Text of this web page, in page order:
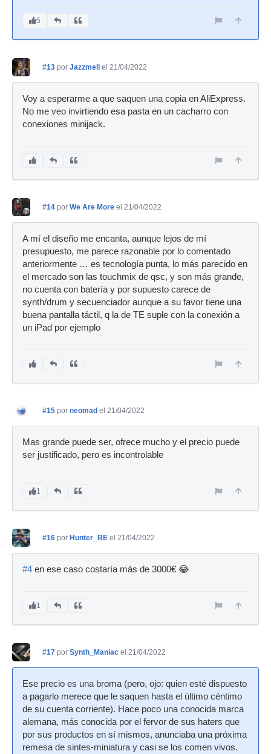
5
#13 por Jazzmell el 21/04/2022
Voy a esperarme a que saquen una copia en AliExpress.
No me veo invirtiendo esa pasta en un cacharro con
conexiones minijack.
#14 por We Are More el 21/04/2022
A mí el diseño me encanta, aunque lejos de mí
presupuesto, me parece razonable por lo comentado
anteriormente … es tecnología punta, lo más parecido en
el mercado son las touchmix de qsc, y son más grande,
no cuenta con batería y por supuesto carece de
synth/drum y secuenciador aunque a su favor tiene una
buena pantalla táctil, q la de TE suple con la conexión a
un iPad por ejemplo
#15 por neomad el 21/04/2022
Mas grande puede ser, ofrece mucho y el precio puede
ser justificado, pero es incontrolable
1
#16 por Hunter_RE el 21/04/2022
#4 en ese caso costaría más de 3000€ 😂
1
#17 por Synth_Maniac el 21/04/2022
Ese precio es una broma (pero, ojo: quien esté dispuesto
a pagarlo merece que le saquen hasta el último céntimo
de su cuenta corriente). Hace poco una conocida marca
alemana, más conocida por el fervor de sus haters que
por sus productos en sí mismos, anunciaba una próxima
remesa de sintes-miniatura y casi se los comen vivos.